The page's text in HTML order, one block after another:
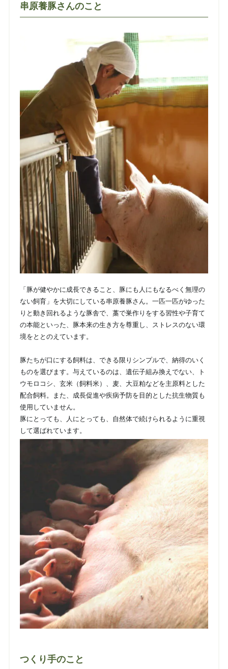
串原養豚さんのこと
「豚が健やかに成長できること、豚にも人にもなるべく無理の
ない飼育」を大切にしている串原養豚さん。一匹一匹がゆった
りと動き回れるような豚舎で、藁で巣作りをする習性や子育て
の本能といった、豚本来の生き方を尊重し、ストレスのない環
境をととのえています。
豚たちが口にする飼料は、できる限りシンプルで、納得のいく
ものを選びます。与えているのは、遺伝子組み換えでない、ト
ウモロコシ、玄米（飼料米）、麦、大豆粕などを主原料とした
配合飼料。また、成長促進や疾病予防を目的とした抗生物質も
使用していません。
豚にとっても、人にとっても、自然体で続けられるように重視
して選ばれています。
つくり手のこと